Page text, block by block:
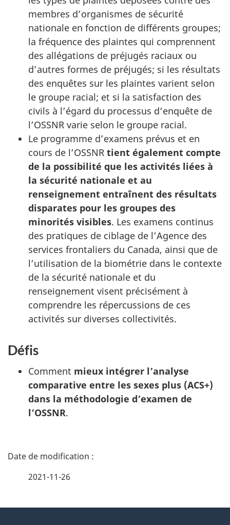
membres d’organismes de sécurité
nationale en fonction de différents groupes;
la fréquence des plaintes qui comprennent
des allégations de préjugés raciaux ou
d’autres formes de préjugés; si les résultats
des enquêtes sur les plaintes varient selon
le groupe racial; et si la satisfaction des
civils à l’égard du processus d’enquête de
l’OSSNR varie selon le groupe racial.
Le programme d’examens prévus et en
cours de l’OSSNR tient également compte
de la possibilité que les activités liées à
la sécurité nationale et au
renseignement entraînent des résultats
disparates pour les groupes des
minorités visibles. Les examens continus
des pratiques de ciblage de l’Agence des
services frontaliers du Canada, ainsi que de
l’utilisation de la biométrie dans le contexte
de la sécurité nationale et du
renseignement visent précisément à
comprendre les répercussions de ces
activités sur diverses collectivités.
Défis
Comment mieux intégrer l’analyse
comparative entre les sexes plus (ACS+)
dans la méthodologie d’examen de
l’OSSNR.
D
2021-11-26